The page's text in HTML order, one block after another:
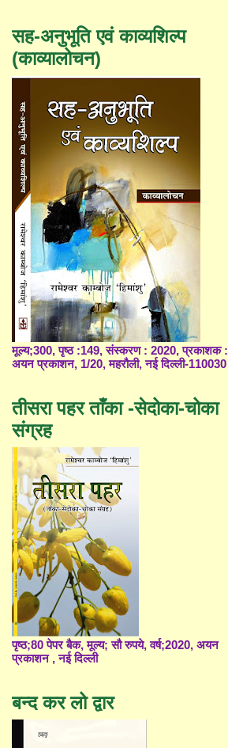
सह-अनुभूति एवं काव्यशिल्प
(काव्यालोचन)
मूल्य;300, पृष्ठ :149, संस्करण : 2020, प्रकाशक :
अयन प्रकाशन, 1/20, महरौली, नई दिल्ली-110030
तीसरा पहर ताँका -सेदोका-चोका
संग्रह
पृष्ठ;80 पेपर बैक, मूल्य; सौ रुपये, वर्ष;2020, अयन
प्रकाशन , नई दिल्ली
बन्द कर लो द्वार